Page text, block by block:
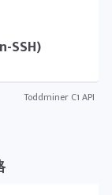
SSH)
Toddminer C1 API